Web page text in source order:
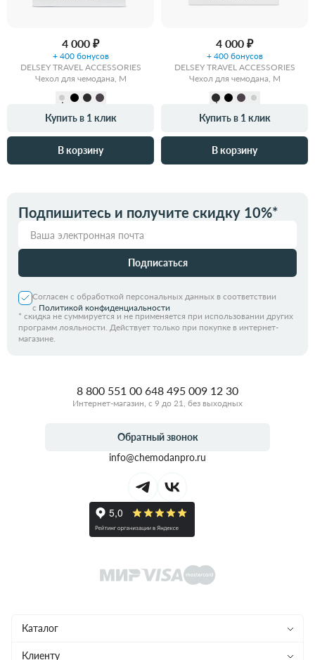
4 000 ₽
+ 400 бонусов
DELSEY TRAVEL ACCESSORIES
Чехол для чемодана, M
Купить в 1 клик
В корзину
4 000 ₽
+ 400 бонусов
DELSEY TRAVEL ACCESSORIES
Чехол для чемодана, M
Купить в 1 клик
В корзину
Подпишитесь и получите скидку 10%*
Подписаться
Согласен с обработкой персональных данных в соответствии
с Политикой конфиденциальности
* скидка не суммируется и не применяется при использовании других
программ лояльности. Действует только при покупке в интернет-
магазине.
Каталог
Чемоданы
Клиенту
8 800 551 00 648 495 009 12 30
Интернет-магазин, с 9 до 21, без выходных
Обратный звонок
info@chemodanpro.ru